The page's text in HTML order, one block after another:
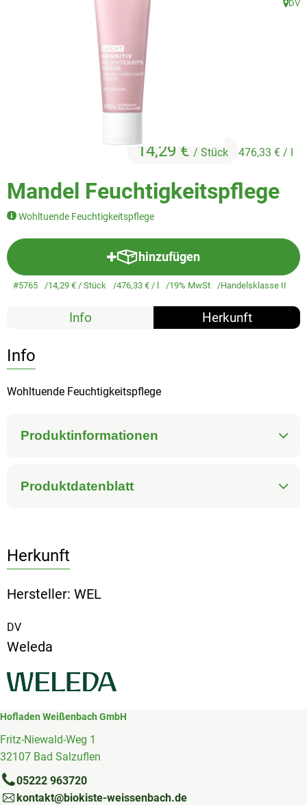
Veggie & Vegan
Trockensortiment
Großgebinde
Über uns
Mandel Feuchtigkeitspflege
Wohltuende Feuchtigkeitspflege
14,29 € / Stück 476,33 € / l
,
DV
hinzufügen
Produkt zum Warenkorb
#5765 14,29 €/ Stück 476,33 €/ l 19% MwSt Handelsklasse II
Info Herkunft
Info
Wohltuende Feuchtigkeitspflege
Produktinformationen
Produktdatenblatt
Herkunft
Hersteller: WEL
DV
Weleda
Hofladen Weißenbach GmbH
Fritz-Niewald-Weg 1
32107 Bad Salzuflen
05222 963720
kontakt@biokiste-weissenbach.de